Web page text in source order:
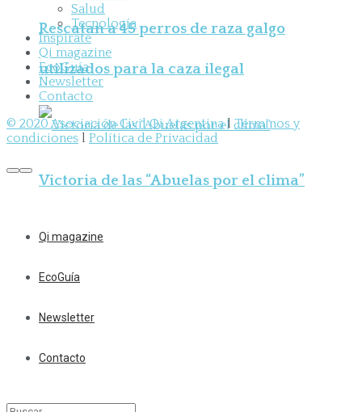
Rescatan a 45 perros de raza galgo
utilizados para la caza ilegal
Victoria de las “Abuelas por el clima”
Qi magazine
EcoGuía
Newsletter
Contacto
Salud
Tecnología
Inspirate
Qi magazine
EcoGuía
Newsletter
Contacto
© 2020 Asociación Civil Qi ArgentinalTérminos y
condiciones l Política de Privacidad